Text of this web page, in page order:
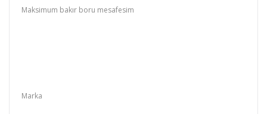
Maksimum bakır boru mesafesim
Marka